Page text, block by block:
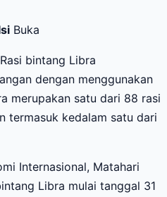
Buka
bintang Libra
dengan menggunakan
merupakan satu dari 88 rasi
termasuk kedalam satu dari
Internasional, Matahari
Libra mulai tanggal 31